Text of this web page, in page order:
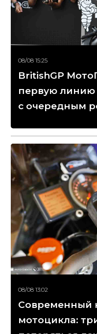
08/08 15:25
BritishGP
первую линию
с очередным
08/08 13:02
Современный
мотоцикла: